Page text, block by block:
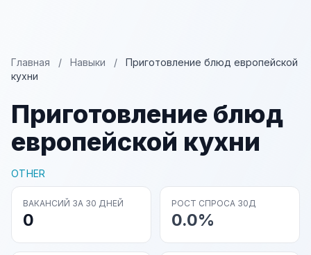
Главная / Навыки /
Приготовление блюд европейской
кухни
Приготовление блюд
европейской кухни
OTHER
ВАКАНСИЙ ЗА 30 ДНЕЙ
0
РОСТ СПРОСА 30Д
0.0%